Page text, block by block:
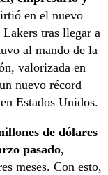
en el nuevo
tras llegar a
al mando de la
valorizada en
nuevo récord
Estados Unidos.
de dólares
pasado,
meses. Con esto,